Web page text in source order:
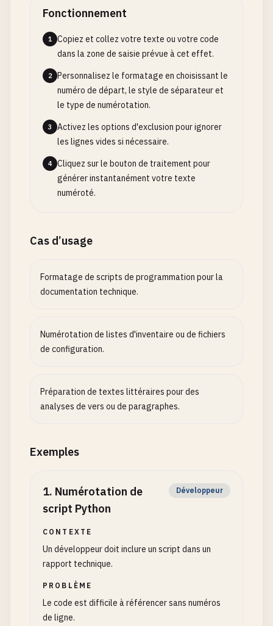
Fonctionnement
1
Copiez et collez votre texte ou votre code
dans la zone de saisie prévue à cet effet.
2
Personnalisez le formatage en choisissant le
numéro de départ, le style de séparateur et
le type de numérotation.
3
Activez les options d'exclusion pour ignorer
les lignes vides si nécessaire.
4
Cliquez sur le bouton de traitement pour
générer instantanément votre texte
numéroté.
Cas d’usage
Formatage de scripts de programmation pour la
documentation technique.
Numérotation de listes d'inventaire ou de fichiers
de configuration.
Préparation de textes littéraires pour des
analyses de vers ou de paragraphes.
Exemples
1. Numérotation de
script Python
Développeur
CONTEXTE
Un développeur doit inclure un script dans un
rapport technique.
PROBLÈME
Le code est difficile à référencer sans numéros
de ligne.